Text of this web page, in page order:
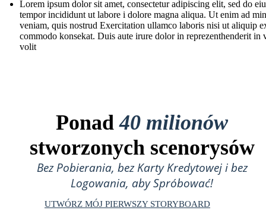
Lorem ipsum dolor sit amet, consectetur adipiscing elit, sed do
tempor incididunt ut labore i dolore magna aliqua. Ut enim ad
veniam, quis nostrud Exercitation ullamco laboris nisi ut aliquip
commodo konsekat. Duis aute irure dolor in reprezenthenderit in
volit
Ponad40 milionów
stworzonych scenorysów
Bez Pobierania, bez Karty Kredytowej i bez
Logowania, aby Spróbować!
UTWÓRZ MÓJ PIERWSZY STORYBOARD